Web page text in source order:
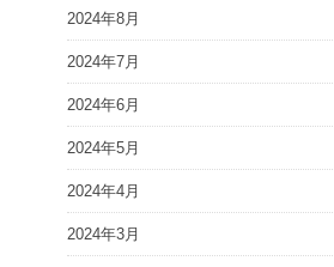
2024年8月
2024年7月
2024年6月
2024年5月
2024年4月
2024年3月